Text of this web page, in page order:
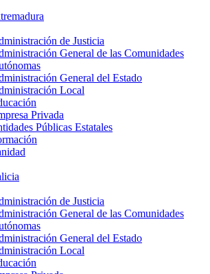
de Justicia
General de las Comunidades
General del Estado
Local
Privada
Públicas Estatales
de Justicia
General de las Comunidades
General del Estado
Local